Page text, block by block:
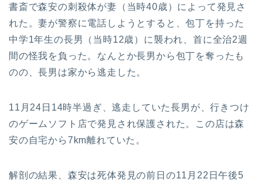
書斎で森安の刺殺体が妻（当時40歳）によって発見さ
れた。妻が警察に電話しようとすると、包丁を持った
中学1年生の長男（当時12歳）に襲われ、首に全治2週
間の怪我を負った。なんとか長男から包丁を奪ったも
のの、長男は家から逃走した。
11月24日14時半過ぎ、逃走していた長男が、行きつけ
のゲームソフト店で発見され保護された。この店は森
安の自宅から7km離れていた。
解剖の結果、森安は死体発見の前日の11月22日午後5